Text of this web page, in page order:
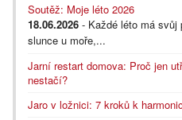
Soutěž: Moje léto 2026
18.06.2026 - Každé léto má svůj
slunce u moře,...
Jarní restart domova: Proč jen
nestačí?
Jaro v ložnici: 7 kroků k